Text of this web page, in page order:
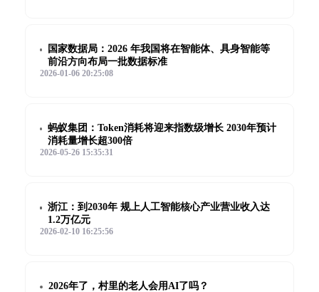
国家数据局：2026 年我国将在智能体、具身智能等
前沿方向布局一批数据标准
2026-01-06 20:25:08
蚂蚁集团：Token消耗将迎来指数级增长 2030年预计
消耗量增长超300倍
2026-05-26 15:35:31
浙江：到2030年 规上人工智能核心产业营业收入达
1.2万亿元
2026-02-10 16:25:56
2026年了，村里的老人会用AI了吗？